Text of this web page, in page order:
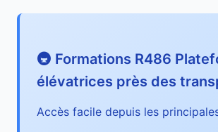
🚇 Formations R486
élévatrices près des
Accès facile depuis les